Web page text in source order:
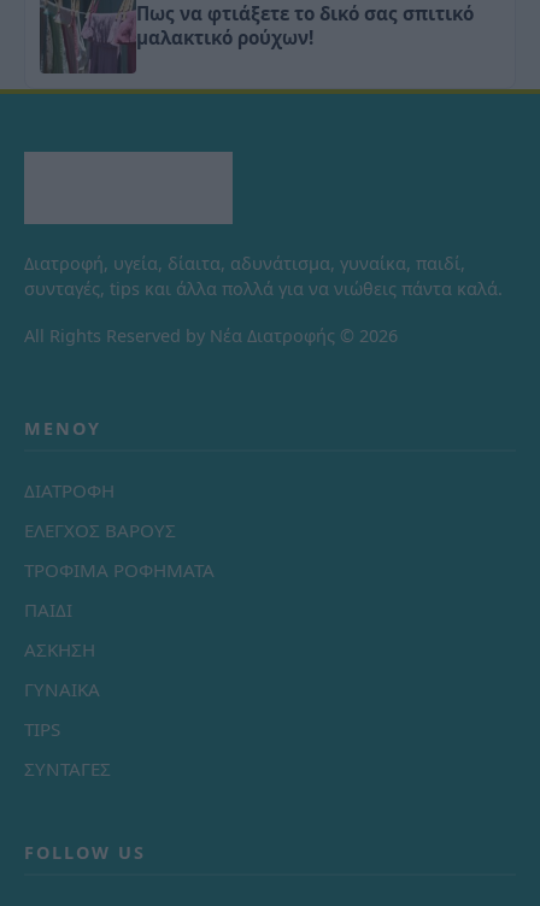
Πως να φτιάξετε το δικό σας σπιτικό
μαλακτικό ρούχων!
Διατροφή, υγεία, δίαιτα, αδυνάτισμα, γυναίκα, παιδί,
συνταγές, tips και άλλα πολλά για να νιώθεις πάντα καλά.
All Rights Reserved by Νέα Διατροφής © 2026
ΜΕΝΟΎ
ΔΙΑΤΡΟΦΗ
ΕΛΕΓΧΟΣ ΒΑΡΟΥΣ
ΤΡΟΦΙΜΑ ΡΟΦΗΜΑΤΑ
ΠΑΙΔΙ
ΑΣΚΗΣΗ
ΓΥΝΑΙΚΑ
TIPS
ΣΥΝΤΑΓΕΣ
FOLLOW US